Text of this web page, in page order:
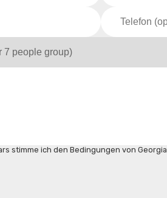
stimme ich den Bedingungen von